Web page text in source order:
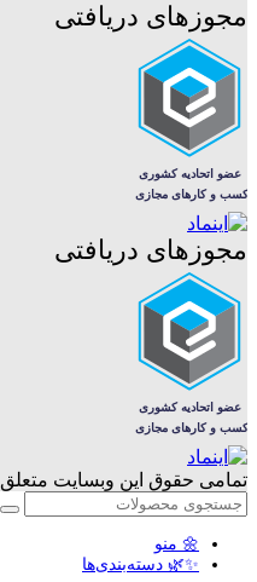
مجوزهای دریافتی
مجوزهای دریافتی
تمامی حقوق این وبسایت
🌼 منو
✨🌿 دسته‌بندی‌ها